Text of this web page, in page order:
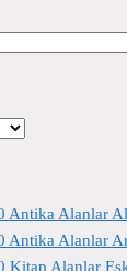
Antika Alanlar
Antika Alanlar
Kitap Alanlar